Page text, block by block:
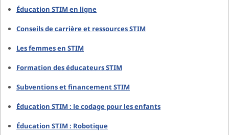
Éducation STIM en ligne
Conseils de carrière et ressources STIM
Les femmes en STIM
Formation des éducateurs STIM
Subventions et financement STIM
Éducation STIM : le codage pour les enfants
Éducation STIM : Robotique